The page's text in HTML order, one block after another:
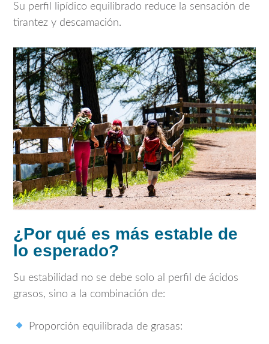
Su perfil lipídico equilibrado reduce la sensación de
tirantez y descamación.
¿Por qué es más estable de
lo esperado?
Su estabilidad no se debe solo al perfil de ácidos
grasos, sino a la combinación de:
Proporción equilibrada de grasas: